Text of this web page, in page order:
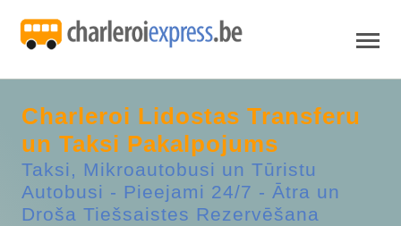
Charleroi Lidostas Transferu
un Taksi Pakalpojums
Taksi, Mikroautobusi un Tūristu
Autobusi - Pieejami 24/7 - Ātra un
Droša Tiešsaistes Rezervēšana